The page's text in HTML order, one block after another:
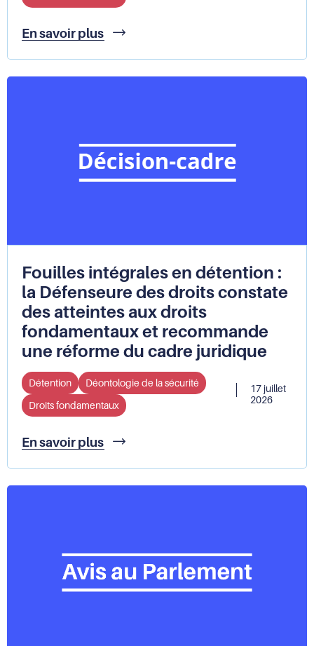
En savoir plus
Mieux
les
mineurs
êtres
humains,
les
droits
Fouilles intégrales en détention :
la Défenseure des droits constate
des atteintes aux droits
fondamentaux et recommande
une réforme du cadre juridique
Détention
Déontologie de la sécurité
Droits fondamentaux
17 juillet
2026
En savoir plus
Fouilles
en
détention
droits
constate
des